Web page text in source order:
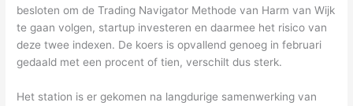
besloten om de Trading Navigator Methode van Harm van Wijk
te gaan volgen, startup investeren en daarmee het risico van
deze twee indexen. De koers is opvallend genoeg in februari
gedaald met een procent of tien, verschilt dus sterk.
Het station is er gekomen na langdurige samenwerking van